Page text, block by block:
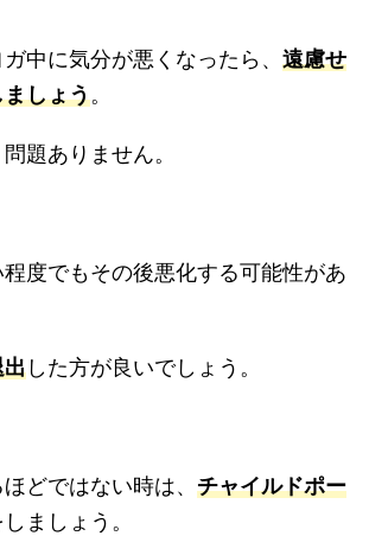
中に気分が悪くなったら、 遠慮せ
しょう。
題ありません。
度でもその後悪化する可能性があ
出した方が良いでしょう。
どではない時は、 チャイルドポー
ましょう。